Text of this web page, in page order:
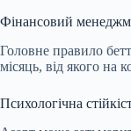
Фінансовий
Головне правило
місяць, від якого на
Психологічна